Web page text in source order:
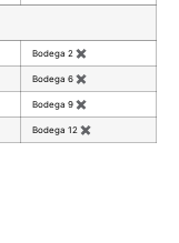
Bodega 2 ✖
Bodega 6 ✖
Bodega 9 ✖
Bodega 12 ✖